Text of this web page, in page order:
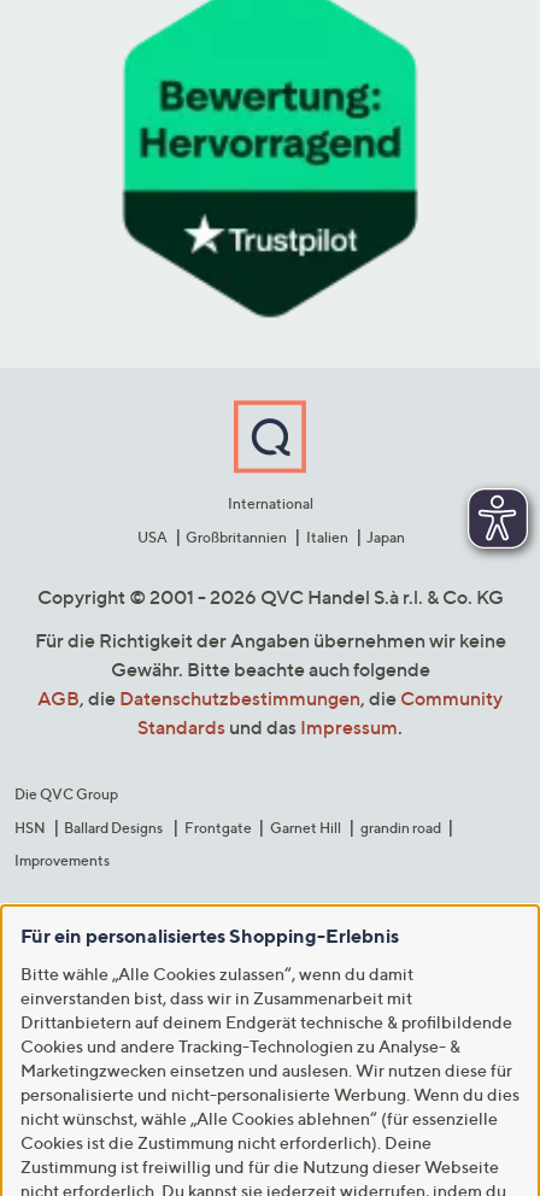
International
USA
Großbritannien Italien Japan
Copyright © 2001 - 2026 QVC Handel S.à r.l. & Co. KG
Für die Richtigkeit der Angaben übernehmen wir keine
Gewähr. Bitte beachte auch folgende
AGB, die Datenschutzbestimmungen, die Community
Standards und das Impressum.
Die QVC Group
HSN
Ballard Designs Frontgate Garnet Hill
grandin road
Improvements
Für ein personalisiertes Shopping-Erlebnis
Bitte wähle „Alle Cookies zulassen“, wenn du damit
einverstanden bist, dass wir in Zusammenarbeit mit
Drittanbietern auf deinem Endgerät technische & profilbildende
Cookies und andere Tracking-Technologien zu Analyse- &
Marketingzwecken einsetzen und auslesen. Wir nutzen diese für
personalisierte und nicht-personalisierte Werbung. Wenn du dies
nicht wünschst, wähle „Alle Cookies ablehnen“ (für essenzielle
Cookies ist die Zustimmung nicht erforderlich). Deine
Zustimmung ist freiwillig und für die Nutzung dieser Webseite
nicht erforderlich. Du kannst sie jederzeit widerrufen, indem du